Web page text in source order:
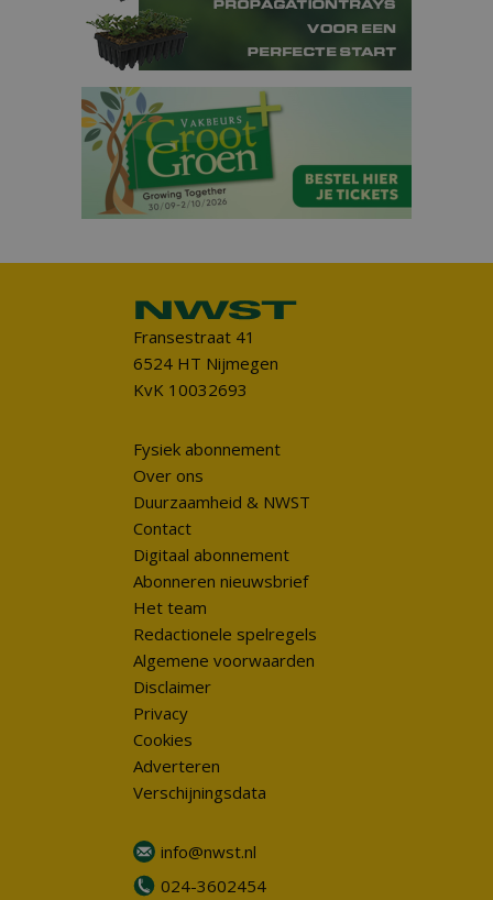
Fransestraat 41
6524 HT Nijmegen
KvK 10032693
Fysiek abonnement
Over ons
Duurzaamheid & NWST
Contact
Digitaal abonnement
Abonneren nieuwsbrief
Het team
Redactionele spelregels
Algemene voorwaarden
Disclaimer
Privacy
Cookies
Adverteren
Verschijningsdata
info@nwst.nl
024-3602454